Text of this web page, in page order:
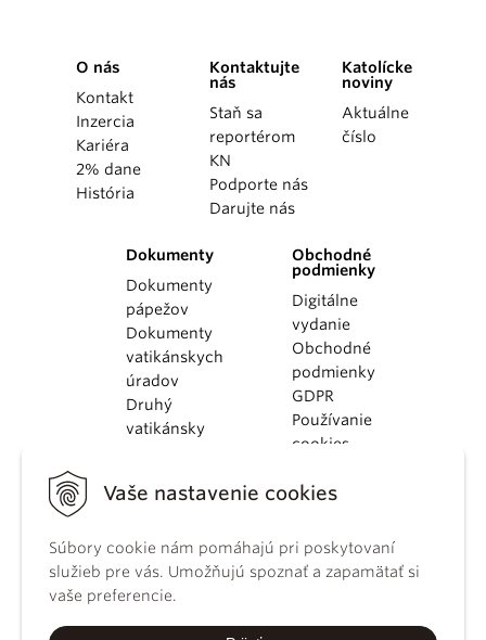
Vaše nastavenie cookies
Súbory cookie nám pomáhajú pri poskytovaní
služieb pre vás. Umožňujú spoznať a zapamätať si
vaše preferencie.
O nás
Kontakt
Inzercia
Kariéra
2% dane
História
Kontaktujte
nás
Staň sa
reportérom
KN
Podporte nás
Darujte nás
Katolícke
noviny
Aktuálne
číslo
Dokumenty
Dokumenty
pápežov
Dokumenty
vatikánskych
úradov
Druhý
vatikánsky
KBS
kánonického
práva
Katechizmus
Obchodné
podmienky
Digitálne
vydanie
Obchodné
podmienky
GDPR
Používanie
cookies